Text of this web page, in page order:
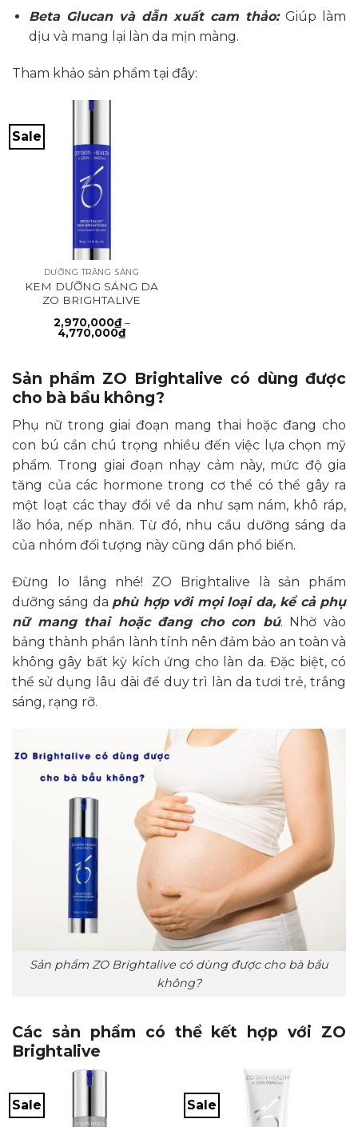
Beta Glucan và dẫn xuất cam thảo: Giúp làm
dịu và mang lại làn da mịn màng.
Tham khảo sản phẩm tại đây:
Sale
DƯỠNG TRẮNG SÁNG
KEM DƯỠNG SÁNG DA
ZO BRIGHTALIVE
2,970,000₫ –
4,770,000₫Khoảng
giá:
đến
4,770,000₫
Sản phẩm ZO Brightalive có dùng được
cho bà bầu không?
Phụ nữ trong giai đoạn mang thai hoặc đang cho
con bú cần chú trọng nhiều đến việc lựa chọn mỹ
phẩm. Trong giai đoạn nhạy cảm này, mức độ gia
tăng của các hormone trong cơ thể có thể gây ra
một loạt các thay đổi về da như sạm nám, khô ráp,
lão hóa, nếp nhăn. Từ đó, nhu cầu dưỡng sáng da
của nhóm đối tượng này cũng dần phổ biến.
Đừng lo lắng nhé! ZO Brightalive là sản phẩm
dưỡng sáng da phù hợp với mọi loại da, kể cả phụ
nữ mang thai hoặc đang cho con bú. Nhờ vào
bảng thành phần lành tính nên đảm bảo an toàn và
không gây bất kỳ kích ứng cho làn da. Đặc biệt, có
thể sử dụng lâu dài để duy trì làn da tươi trẻ, trắng
sáng, rạng rỡ.
Sản phẩm ZO Brightalive có dùng được cho bà bầu
không?
Các sản phẩm có thể kết hợp với ZO
Brightalive
Sale Sale